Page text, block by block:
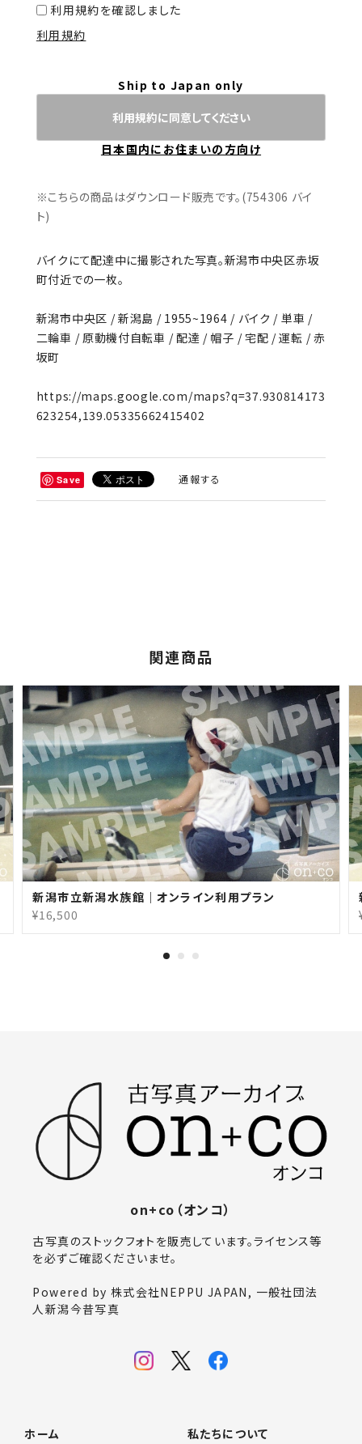
利用規約を確認しました
利用規約
Ship to Japan only
利用規約に同意してください
日本国内にお住まいの方向け
※こちらの商品はダウンロード販売です。(754306 バイ
ト)
バイクにて配達中に撮影された写真。新潟市中央区赤坂
町付近での一枚。
新潟市中央区 / 新潟島 / 1955~1964 / バイク / 単車 /
二輪車 / 原動機付自転車 / 配達 / 帽子 / 宅配 / 運転 / 赤
坂町
https://maps.google.com/maps?q=37.930814173
623254,139.05335662415402
Save 通報する
関連商品
新潟市立新潟水族館｜オンライン利用プラン
¥16,500
on+co（オンコ）
古写真のストックフォトを販売しています。ライセンス等
を必ずご確認くださいませ。
Powered by 株式会社NEPPU JAPAN, 一般社団法
人新潟今昔写真
ホーム 私たちについて